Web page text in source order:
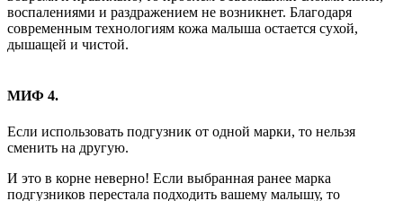
воспалениями и раздражением не возникнет. Благодаря
современным технологиям кожа малыша остается сухой,
дышащей и чистой.
МИФ 4.
Если использовать подгузник от одной марки, то нельзя
сменить на другую.
И это в корне неверно! Если выбранная ранее марка
подгузников перестала подходить вашему малышу, то